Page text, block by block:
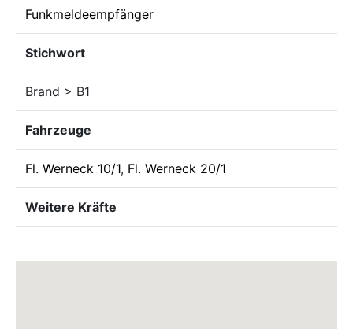
Funkmeldeempfänger
Stichwort
Brand > B1
Fahrzeuge
Fl. Werneck 10/1, Fl. Werneck 20/1
Weitere Kräfte